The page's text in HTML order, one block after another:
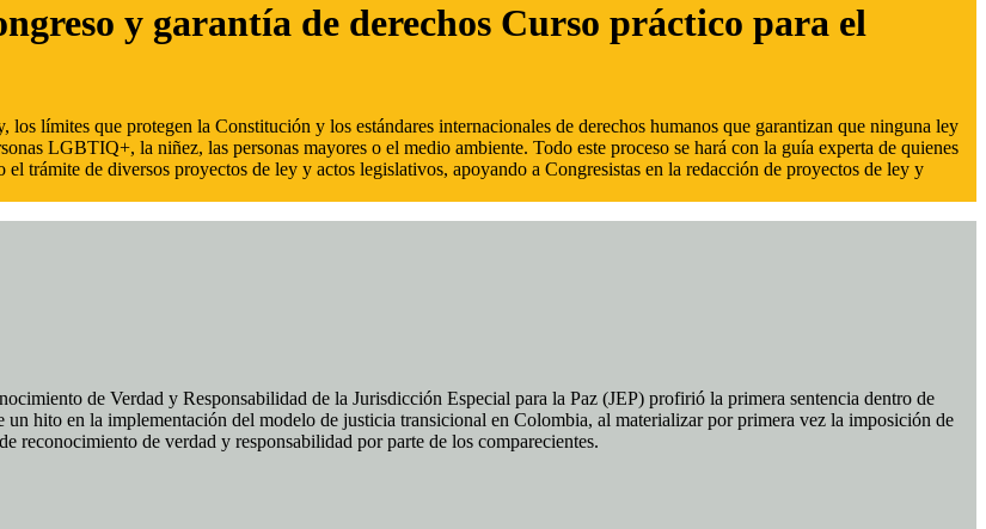
y garantía de derechos Curso práctico para el
límites que protegen la Constitución y los estándares internacionales de derechos humanos que garantizan que ninguna ley
LGBTIQ+, la niñez, las personas mayores o el medio ambiente. Todo este proceso se hará con la guía experta de quienes
trámite de diversos proyectos de ley y actos legislativos, apoyando a Congresistas en la redacción de proyectos de ley y
de Verdad y Responsabilidad de la Jurisdicción Especial para la Paz (JEP) profirió la primera sentencia dentro de
hito en la implementación del modelo de justicia transicional en Colombia, al materializar por primera vez la imposición de
reconocimiento de verdad y responsabilidad por parte de los comparecientes.